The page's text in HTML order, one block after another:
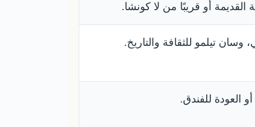
القديمة أو قريبًا من لا كونشا.
وسان تيلمو للثقافة والتاريخ.
العودة للفندق.